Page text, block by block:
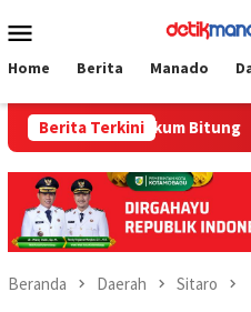
ke
Mobile
Home Berita Manado
Berita Terkini
di Bapelkum Bitung
Beranda Daerah Sitaro